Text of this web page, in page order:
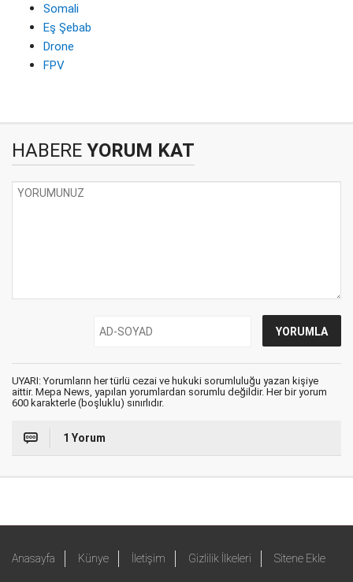
Somali
Eş Şebab
Drone
FPV
HABERE YORUM KAT
UYARI: Yorumların her türlü cezai ve hukuki sorumluluğu yazan kişiye
aittir. Mepa News, yapılan yorumlardan sorumlu değildir. Her bir yorum
600 karakterle (boşluklu) sınırlıdır.
1 Yorum
Anasayfa Künye İletişim Gizlilik İlkeleri Sitene Ekle